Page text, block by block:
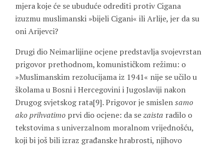
mjera koje će se ubuduće odrediti protiv Cigana
izuzmu muslimanski »bijeli Cigani« ili Arlije, jer da su
oni Arijevci?
Drugi dio Neimarlijine ocjene predstavlja svojevrstan
prigovor prethodnom, komunističkom režimu: o
»Muslimanskim rezolucijama iz 1941« nije se učilo u
školama u Bosni i Hercegovini i Jugoslaviji nakon
Drugog svjetskog rata[9]. Prigovor je smislensamo
ako prihvatimo prvi dio ocjene: da sezaista radilo o
tekstovima s univerzalnom moralnom vrijednošću,
koji bi još bili izraz građanske hrabrosti, njihovo